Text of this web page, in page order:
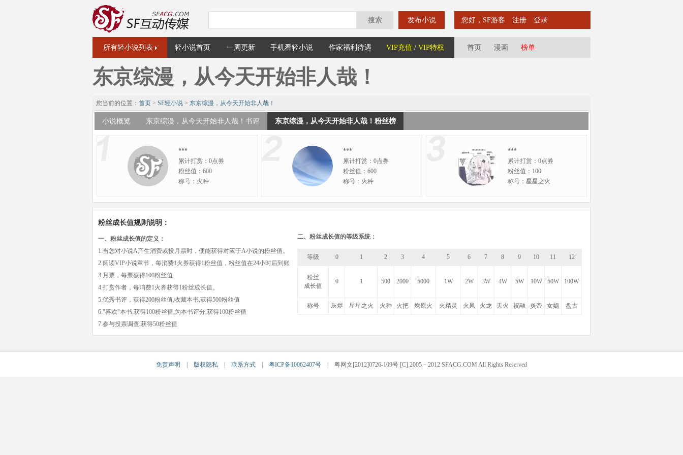
搜索 发布小说 您好，SF游客 注册 登录
所有轻小说列表 轻小说首页 一周更新 手机看轻小说 作家福利待遇 VIP充值 / VIP特权 首页 漫画 榜单
东京综漫，从今天开始非人哉！
您当前的位置： 首页 > SF轻小说 > 东京综漫，从今天开始非人哉！
小说概览 东京综漫，从今天开始非人哉！书评 东京综漫，从今天开始非人哉！粉丝榜
***
累计打赏：0点券
粉丝值：600
称号：火种
***
累计打赏：0点券
粉丝值：600
称号：火种
***
累计打赏：0点券
粉丝值：100
称号：星星之火
粉丝成长值规则说明：
一、粉丝成长值的定义：
1.当您对小说A产生消费或投月票时，便能获得对应于A小说的粉丝值。
2.阅读VIP小说章节，每消费1火券获得1粉丝值，粉丝值在24小时后到账
3.月票，每票获得100粉丝值
4.打赏作者，每消费1火券获得1粉丝成长值。
5.优秀书评，获得200粉丝值,收藏本书,获得500粉丝值
6."喜欢"本书,获得100粉丝值,为本书评分,获得100粉丝值
7.参与投票调查,获得50粉丝值
二、粉丝成长值的等级系统：
等级 0 1 2 3 4 5 6 7 8 9 10 11 12
粉丝
成长值
0 1 500 2000 5000 1W 2W 3W 4W 5W 10W 50W 100W
称号 灰烬 星星之火 火种 火把 燎原火 火精灵 火凤 火龙 天火 祝融 炎帝 女娲 盘古
免责声明 版权隐私 联系方式 粤ICP备10062407号 | 粤网文[2012]0726-109号 [C] 2005－2012 SFACG.COM All Rights Reserved